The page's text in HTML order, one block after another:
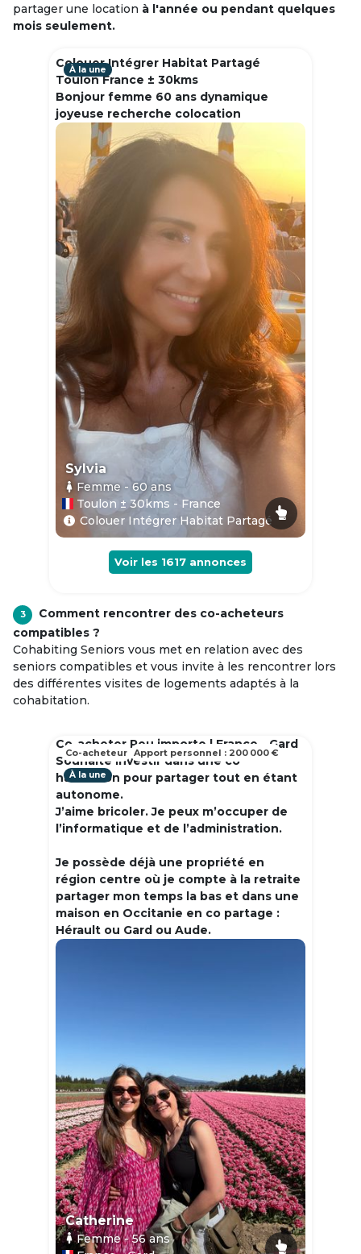
partager une location à l'année ou pendant quelques
mois seulement.
Colouer Intégrer Habitat Partagé
Toulon France ± 30kms
Bonjour femme 60 ans dynamique
joyeuse recherche colocation
À la une
Sylvia
Femme - 60ans
Toulon ± 30kms - France
Colouer Intégrer Habitat Partagé
Voir les 1617 annonces
3
Comment rencontrer des co-acheteurs
compatibles ?
Cohabiting Seniors vous met en relation avec des
seniors compatibles et vous invite à les rencontrer lors
des différentes visites de logements adaptés à la
cohabitation.
Co-acheter Peu importe | France - Gard
Souhaite investir dans une co
habitation pour partager tout en étant
autonome.
J’aime bricoler. Je peux m’occuper de
l’informatique et de l’administration.
Je possède déjà une propriété en
région centre où je compte à la retraite
partager mon temps la bas et dans une
maison en Occitanie en co partage :
Hérault ou Gard ou Aude.
À la une
Catherine
Femme- 56ans
Co-acheteur Apport personnel : 200 000 €